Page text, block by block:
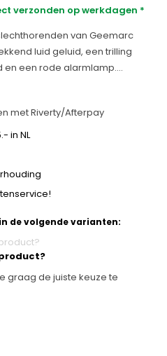
verzonden op werkdagen *
van Geemarc
luid geluid, een trilling
een rode alarmlamp....
met Riverty/Afterpay
in NL
de volgende varianten:
graag de juiste keuze te